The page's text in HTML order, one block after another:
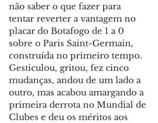
não saber o que fazer para
tentar reverter a vantagem no
placar do Botafogo de 1 a 0
sobre o Paris Saint-Germain,
construída no primeiro tempo.
Gesticulou, gritou, fez cinco
mudanças, andou de um lado a
outro, mas acabou amargando a
primeira derrota no Mundial de
Clubes e deu os méritos aos